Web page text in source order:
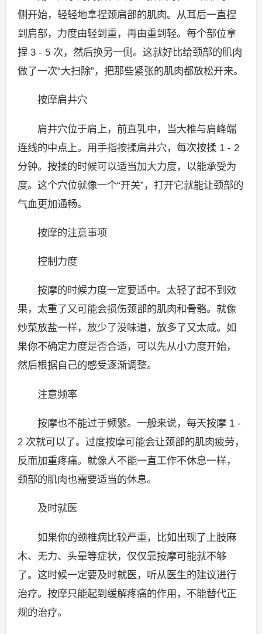
侧开始，轻轻地拿捏颈肩部的肌肉。从耳后一直捏
到肩部，力度由轻到重，再由重到轻。每个部位拿
捏 3 - 5 次，然后换另一侧。这就好比给颈部的肌肉
做了一次“大扫除”，把那些紧张的肌肉都放松开来。
按摩肩井穴
肩井穴位于肩上，前直乳中，当大椎与肩峰端
连线的中点上。用手指按揉肩井穴，每次按揉 1 - 2
分钟。按揉的时候可以适当加大力度，以能承受为
度。这个穴位就像一个“开关”，打开它就能让颈部的
气血更加通畅。
按摩的注意事项
控制力度
按摩的时候力度一定要适中。太轻了起不到效
果，太重了又可能会损伤颈部的肌肉和骨骼。就像
炒菜放盐一样，放少了没味道，放多了又太咸。如
果你不确定力度是否合适，可以先从小力度开始，
然后根据自己的感受逐渐调整。
注意频率
按摩也不能过于频繁。一般来说，每天按摩 1 -
2 次就可以了。过度按摩可能会让颈部的肌肉疲劳，
反而加重疼痛。就像人不能一直工作不休息一样，
颈部的肌肉也需要适当的休息。
及时就医
如果你的颈椎病比较严重，比如出现了上肢麻
木、无力、头晕等症状，仅仅靠按摩可能就不够
了。这时候一定要及时就医，听从医生的建议进行
治疗。按摩只能起到缓解疼痛的作用，不能替代正
规的治疗。